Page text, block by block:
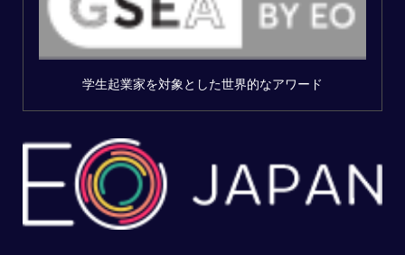
学生起業家を対象とした世界的なアワード